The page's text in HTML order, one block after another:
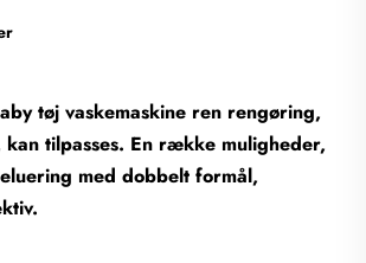
tøj vaskemaskine ren rengøring,
kan tilpasses. En række muligheder,
med dobbelt formål,